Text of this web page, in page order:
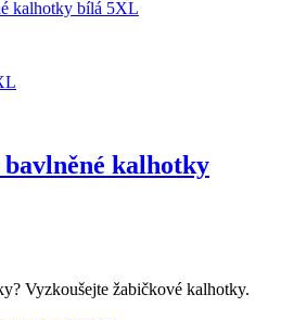
kalhotky
Vyzkoušejte žabičkové kalhotky.